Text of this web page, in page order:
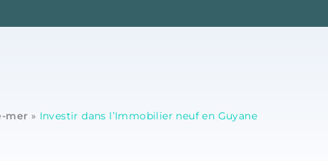
mer » Investir dans l’Immobilier neuf en Guyane